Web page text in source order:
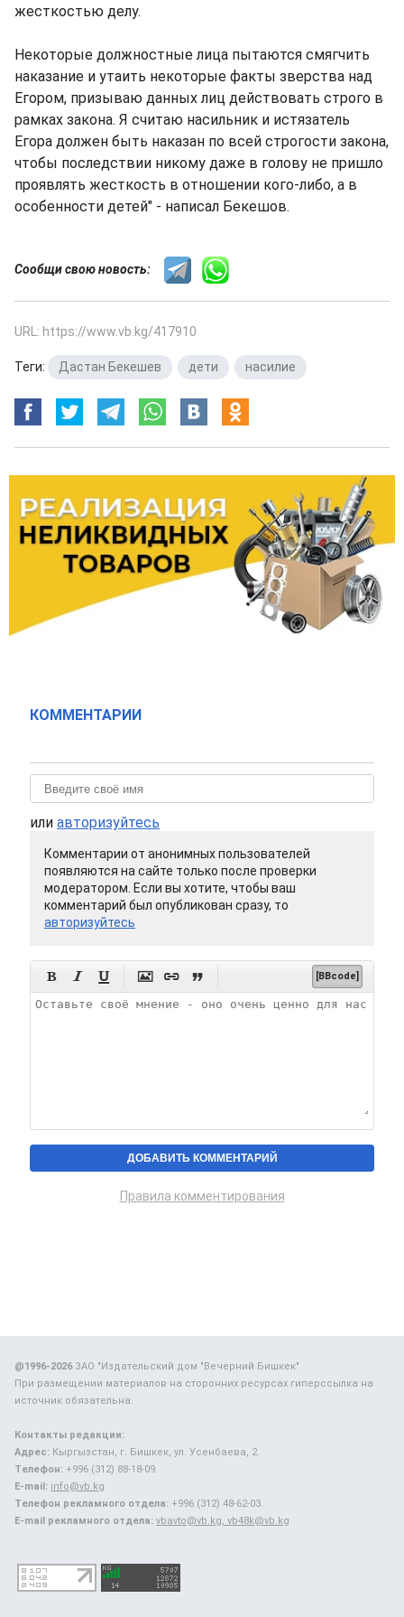
жесткостью делу.
Некоторые должностные лица пытаются смягчить
наказание и утаить некоторые факты зверства над
Егором, призываю данных лиц действовать строго в
рамках закона. Я считаю насильник и истязатель
Егора должен быть наказан по всей строгости закона,
чтобы последствии никому даже в голову не пришло
проявлять жесткость в отношении кого-либо, а в
особенности детей" - написал Бекешов.
Сообщи свою новость:
URL: https://www.vb.kg/417910
Теги: Дастан Бекешев дети насилие
КОММЕНТАРИИ
или авторизуйтесь
Комментарии от анонимных пользователей
появляются на сайте только после проверки
модератором. Если вы хотите, чтобы ваш
комментарий был опубликован сразу, то
авторизуйтесь
      [BBcode]
Правила комментирования
@1996-2026ЗАО "Издательский дом "Вечерний Бишкек"
При размещении материалов на сторонних ресурсах гиперссылка на
источник обязательна.
Контакты редакции:
Адрес: Кыргызстан, г. Бишкек, ул. Усенбаева, 2.
Телефон: +996 (312) 88-18-09.
E-mail: info@vb.kg
Телефон рекламного отдела: +996 (312) 48-62-03.
E-mail рекламного отдела: vbavto@vb.kg, vb48k@vb.kg